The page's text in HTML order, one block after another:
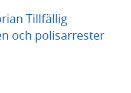
Tillfällig
och polisarrester